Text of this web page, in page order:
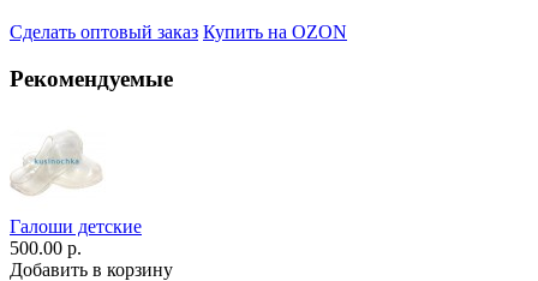
Сделать оптовый заказ Купить на OZON
Рекомендуемые
Галоши детские
500.00 р.
Добавить в корзину